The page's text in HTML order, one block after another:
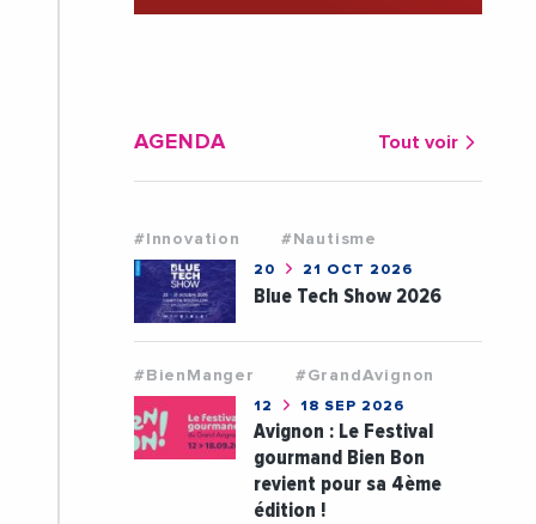
AGENDA Tout voir
#Innovation #Nautisme
20 21 OCT 2026
Blue Tech Show 2026
#BienManger #GrandAvignon
12 18 SEP 2026
Avignon : Le Festival
gourmand Bien Bon
revient pour sa 4ème
édition !